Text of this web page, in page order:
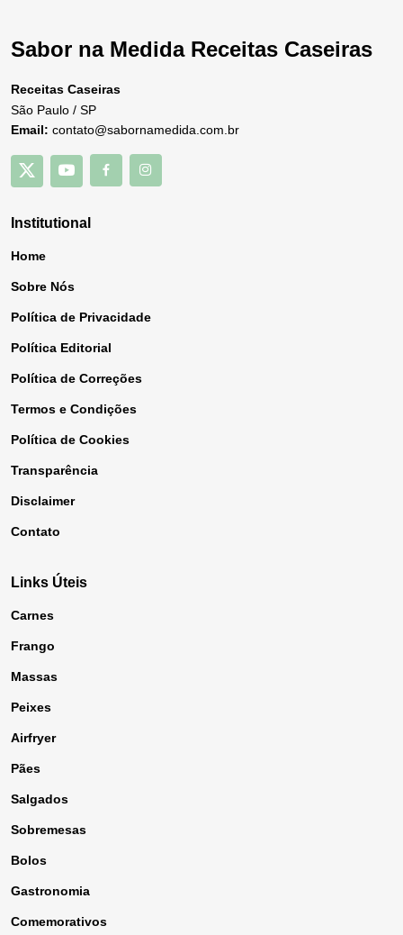
Sabor na Medida Receitas Caseiras
Receitas Caseiras
São Paulo / SP
Email: contato@sabornamedida.com.br
Institutional
Home
Sobre Nós
Política de Privacidade
Política Editorial
Política de Correções
Termos e Condições
Política de Cookies
Transparência
Disclaimer
Contato
Links Úteis
Carnes
Frango
Massas
Peixes
Airfryer
Pães
Salgados
Sobremesas
Bolos
Gastronomia
Comemorativos